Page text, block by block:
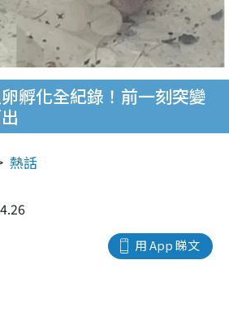
孵化全紀錄！前一刻突變
熱話
用 App 睇文